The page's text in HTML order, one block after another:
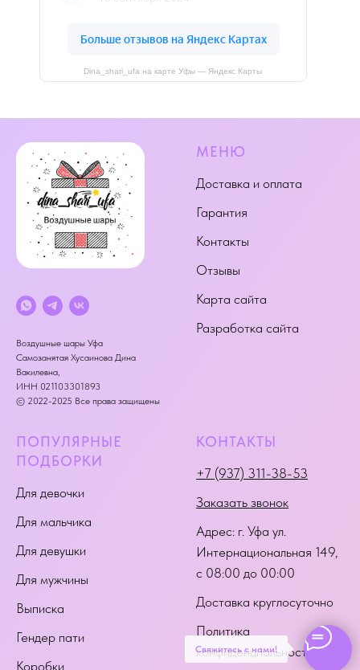
Свяжитесь с нами!
Dina_shari_ufa на карте Уфы — Яндекс Карты
Воздушные шары Уфа
Самозанятая Хусаинова Дина
Вакилевна,
ИНН 021103301893
© 2022-2025 Все права защищены
МЕНЮ
Доставка и оплата
Гарантия
Контакты
Отзывы
Карта сайта
Разработка сайта
ПОПУЛЯРНЫЕ
ПОДБОРКИ
Для девочки
Для мальчика
Для девушки
Для мужчины
Выписка
Гендер пати
Коробки
КОНТАКТЫ
+7 (937) 311-38-53
Заказать звонок
Адрес: г. Уфа ул.
Интернациональная 149,
с 08:00 до 00:00
Доставка круглосуточно
Политика
конфиденциальности